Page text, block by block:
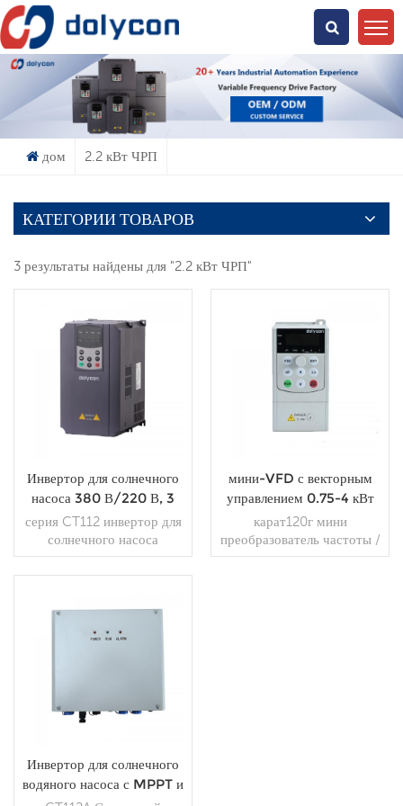
Что Ты Ищешь?
дом 2.2 кВт ЧРП
КАТЕГОРИИ ТОВАРОВ
3 результаты найдены для "2.2 кВт ЧРП"
Инвертор для солнечного
насоса 380 В/220 В, 3
фазы/1 фаза, частотно-
регулируемый привод.
серия CT112 инвертор для
солнечного насоса
Применяемый в солнечных
насосных системах,
постоянный ток от
солнечных
двигателей. Инвертор
управляет работой
режиме реального времени
в соответствии с
БОЛЬШЕ
мини-VFD с векторным
управлением 0.75-4 кВт
привод переменного тока
карат120г мини
преобразователь частоты /
привод переменного тока
Инвертор для солнечного
водяного насоса с MPPT и